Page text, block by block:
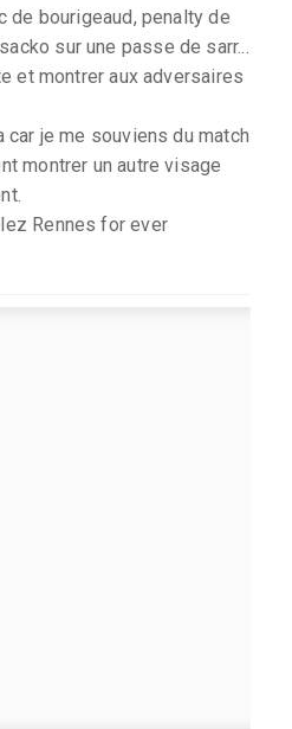
de bourigeaud, penalty de
sur une passe de sarr...
et montrer aux adversaires
car je me souviens du match
montrer un autre visage
Rennes for ever